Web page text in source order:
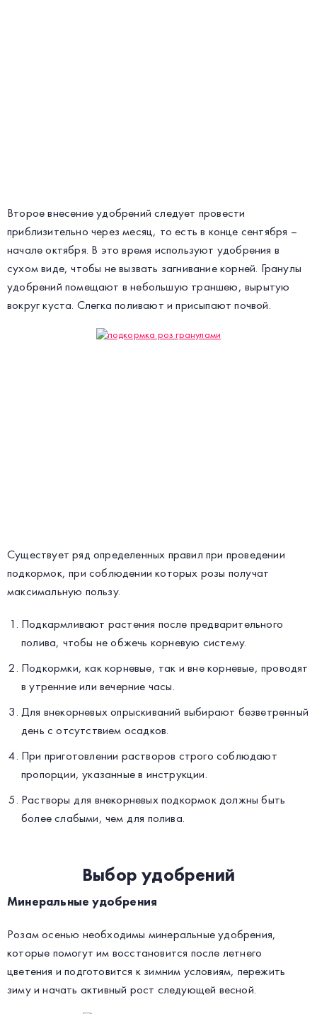
Второе внесение удобрений следует провести
приблизительно через месяц, то есть в конце сентября –
начале октября. В это время используют удобрения в
сухом виде, чтобы не вызвать загнивание корней. Гранулы
удобрений помещают в небольшую траншею, вырытую
вокруг куста. Слегка поливают и присыпают почвой.
Существует ряд определенных правил при проведении
подкормок, при соблюдении которых розы получат
максимальную пользу.
Подкармливают растения после предварительного
полива, чтобы не обжечь корневую систему.
Подкормки, как корневые, так и вне корневые, проводят
в утренние или вечерние часы.
Для внекорневых опрыскиваний выбирают безветренный
день с отсутствием осадков.
При приготовлении растворов строго соблюдают
пропорции, указанные в инструкции.
Растворы для внекорневых подкормок должны быть
более слабыми, чем для полива.
Выбор удобрений
Минеральные удобрения
Розам осенью необходимы минеральные удобрения,
которые помогут им восстановится после летнего
цветения и подготовится к зимним условиям, пережить
зиму и начать активный рост следующей весной.